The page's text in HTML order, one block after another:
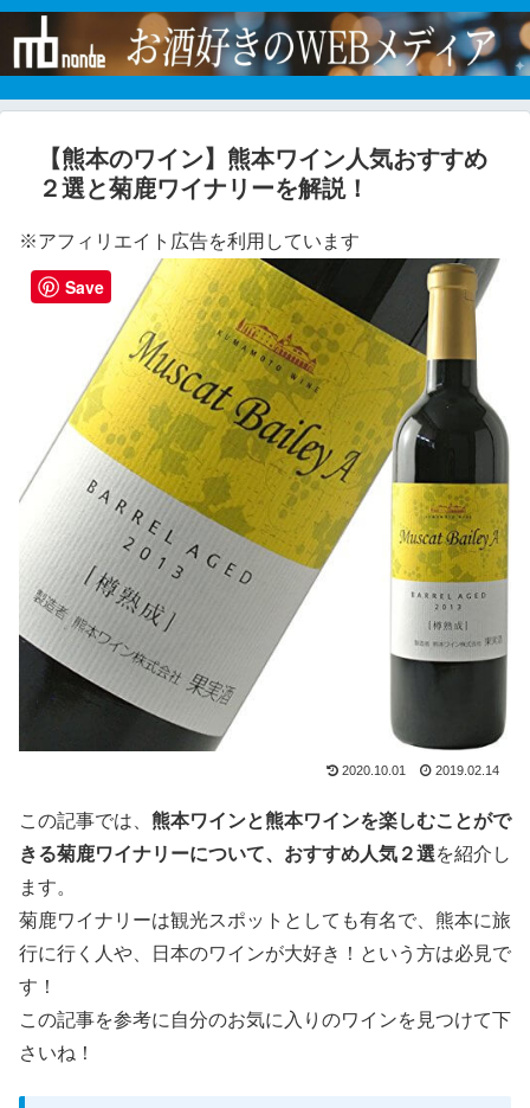
【熊本のワイン】熊本ワイン人気おすすめ
２選と菊鹿ワイナリーを解説！
※アフィリエイト広告を利用しています
2020.10.01 2019.02.14
この記事では、 熊本ワインと熊本ワインを楽しむことがで
きる菊鹿ワイナリーについて、おすすめ人気２選を紹介し
ます。
菊鹿ワイナリーは観光スポットとしても有名で、熊本に旅
行に行く人や、日本のワインが大好き！という方は必見で
す！
この記事を参考に自分のお気に入りのワインを見つけて下
さいね！
Save